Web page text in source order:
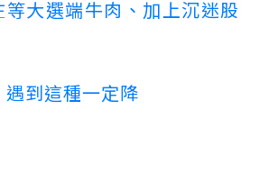
大選端牛肉、加上沉迷股
到這種一定降